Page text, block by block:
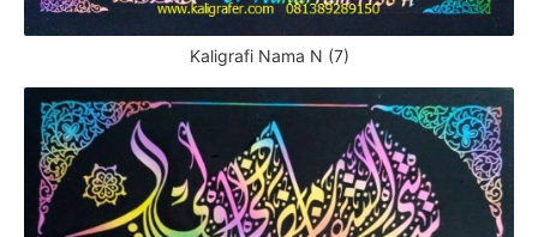
Kaligrafi Nama N (7)